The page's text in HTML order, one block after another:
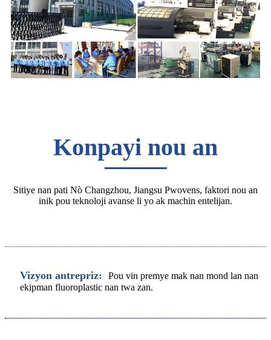
Konpayi nou an
Sitiye nan pati Nò Changzhou, Jiangsu Pwovens, faktori nou an
inik pou teknoloji avanse li yo ak machin entelijan.
Vizyon antrepriz:
Pou vin premye mak nan mond lan nan
ekipman fluoroplastic nan twa zan.